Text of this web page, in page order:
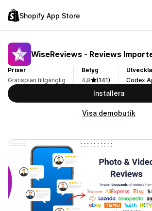
Shopify App Store
WiseReviews ‑ Reviews
Priser
Gratisplan tillgänglig
Betyg
4,8
(141)
Codex
Installera
Visa demobutik